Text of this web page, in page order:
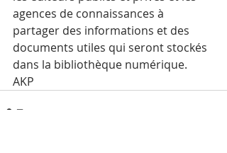
agences de connaissances à
partager des informations et des
documents utiles qui seront stockés
dans la bibliothèque numérique.
AKP